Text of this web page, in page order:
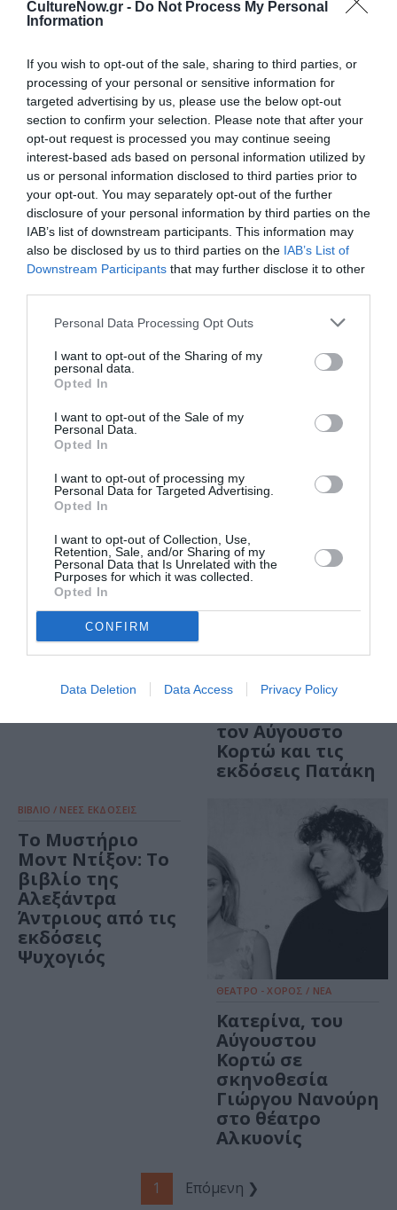
CultureNow.gr - Do Not Process My Personal
Information
If you wish to opt-out of the sale, sharing to third parties, or
processing of your personal or sensitive information for
targeted advertising by us, please use the below opt-out
section to confirm your selection. Please note that after your
opt-out request is processed you may continue seeing
interest-based ads based on personal information utilized by
us or personal information disclosed to third parties prior to
your opt-out. You may separately opt-out of the further
disclosure of your personal information by third parties on the
IAB’s list of downstream participants. This information may
also be disclosed by us to third parties on the IAB’s List of
Downstream Participants that may further disclose it to other
Personal Data Processing Opt Outs
I want to opt-out of the Sharing of my
personal data.
Opted In
I want to opt-out of the Sale of my
Personal Data.
Opted In
I want to opt-out of processing my
Personal Data for Targeted Advertising.
Opted In
I want to opt-out of Collection, Use,
Retention, Sale, and/or Sharing of my
Personal Data that Is Unrelated with the
Purposes for which it was collected.
Opted In
CONFIRM
Data Deletion Data Access Privacy Policy
ΒΙΒΛΙΟ / ΝΕΑ
Η μικρή λέξη
αγάπη: Ο
Αύγουστος Κορτώ
στο Public
Συντάγματος για
την παρουσίαση
του βιβλίου του
κάποιον: Ένα
αστυνομικό
μυθιστόρημα
από τον
Μπέντζαμιν
Στίβενσον
ΦΕΣΤΙΒΑΛ / ΝΕΑ
50ο Φεστιβάλ
Ζάππειο: Το
πρόγραμμα της
εβδομάδας της
διοργάνωσης
ΘΕΑΤΡΟ - ΧΟΡΟΣ / ΝΕΑ
Δημοτικό Θέατρο
Καλλιτεχνικός
ΦΕΣΤΙΒΑΛ / ΝΕΑ
1ο Φεστιβάλ
Φιλοσοφίας: Το
πρόγραμμα
Η άλλη Κατερίνα:
τον Αύγουστο
Κορτώ και τις
εκδόσεις Πατάκη
ΒΙΒΛΙΟ / ΝΕΕΣ ΕΚΔΟΣΕΙΣ
Το Μυστήριο
Μοντ Ντίξον: Το
βιβλίο της
Αλεξάντρα
Άντριους από τις
εκδόσεις
Ψυχογιός
ΘΕΑΤΡΟ - ΧΟΡΟΣ / ΝΕΑ
Κατερίνα, του
Αύγουστου
Κορτώ σε
σκηνοθεσία
Γιώργου Νανούρη
στο θέατρο
Αλκυονίς
1 Επόμενη ❯